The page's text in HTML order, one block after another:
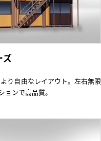
り自由なレイアウト。左右無限
ョンで高品質。